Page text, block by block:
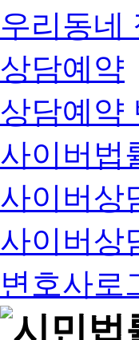
우리동네
상담예약
상담예약
사이버법
사이버상
사이버상
변호사로